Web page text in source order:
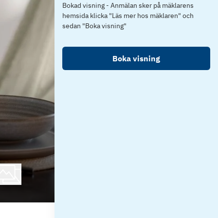
Bokad visning - Anmälan sker på mäklarens
hemsida klicka "Läs mer hos mäklaren" och
sedan "Boka visning"
Boka visning